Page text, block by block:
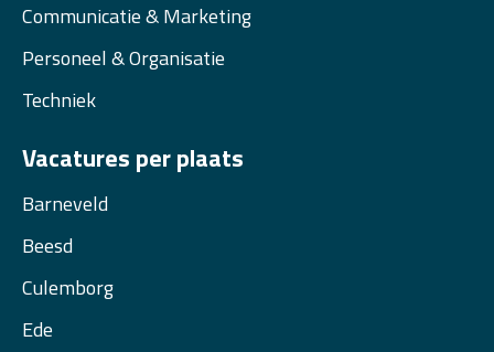
Communicatie & Marketing
Personeel & Organisatie
Techniek
Vacatures per plaats
Barneveld
Beesd
Culemborg
Ede